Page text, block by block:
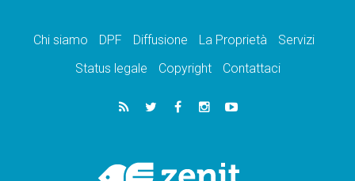
Chi siamo DPF Diffusione La Proprietà
Servizi
Status legale
Copyright Contattaci